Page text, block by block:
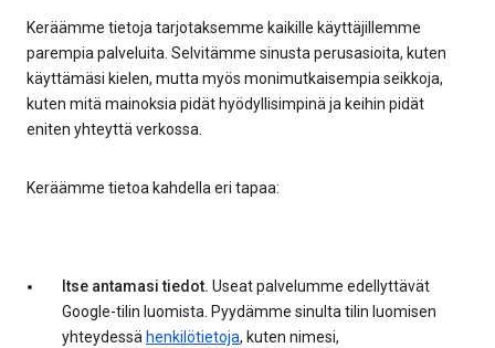
Keräämme tietoja tarjotaksemme kaikille käyttäjillemme
parempia palveluita. Selvitämme sinusta perusasioita, kuten
käyttämäsi kielen, mutta myös monimutkaisempia seikkoja,
kuten mitä mainoksia pidät hyödyllisimpinä ja keihin pidät
eniten yhteyttä verkossa.
Keräämme tietoa kahdella eri tapaa:
Itse antamasi tiedot. Useat palvelumme edellyttävät
Google-tilin luomista. Pyydämme sinulta tilin luomisen
yhteydessä henkilötietoja, kuten nimesi,